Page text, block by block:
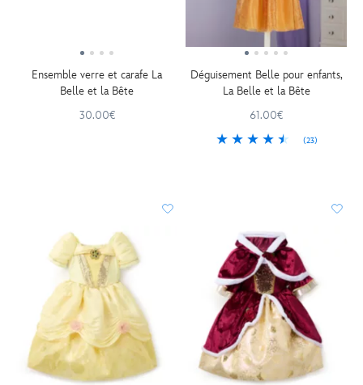
Ensemble verre et carafe La
Belle et la Bête
30.00€
Déguisement Belle pour enfants,
La Belle et la Bête
61.00€
(23)